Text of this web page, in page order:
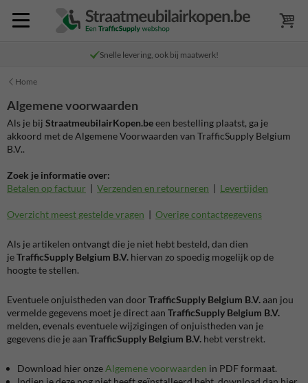
Snelle levering, ook bij maatwerk!
Home
Algemene voorwaarden
Als je bij StraatmeubilairKopen.beeen bestelling plaatst, ga je
akkoord met de Algemene Voorwaarden van TrafficSupply Belgium
B.V..
Zoek je informatie over:
Betalen op factuur | Verzenden en retourneren | Levertijden
Overzicht meest gestelde vragen | Overige contactgegevens
Als je artikelen ontvangt die je niet hebt besteld, dan dien
jeTrafficSupply Belgium B.V. hiervan zo spoedig mogelijk op de
hoogte te stellen.
Eventuele onjuistheden van door TrafficSupply Belgium B.V.aan jou
vermelde gegevens moet je direct aan TrafficSupply Belgium B.V.
melden, evenals eventuele wijzigingen of onjuistheden van je
gegevens die je aan TrafficSupply Belgium B.V. hebt verstrekt.
Download hier onzeAlgemene voorwaarden in PDF formaat.